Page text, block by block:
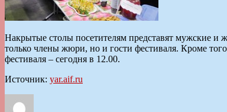
Накрытые столы посетителям представят мужские и
только члены жюри, но и гости фестиваля. Кроме
фестиваля – сегодня в 12.00.
Источник: yar.aif.ru